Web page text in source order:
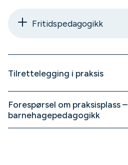
Fritidspedagogikk
Tilrettelegging i praksis
Forespørsel om praksisplass –
barnehagepedagogikk